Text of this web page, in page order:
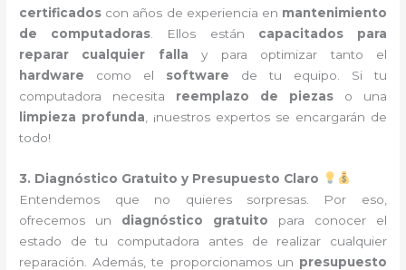
certificados con años de experiencia en mantenimiento
de computadoras . Ellos están capacitados para
reparar cualquier falla y para optimizar tanto el
hardware como el software de tu equipo. Si tu
computadora necesita reemplazo de piezaso una
limpieza profunda , ¡nuestros expertos se encargarán de
todo!
3. Diagnóstico Gratuito y Presupuesto Claro
Entendemos que no quieres sorpresas. Por eso,
ofrecemos un diagnóstico gratuito para conocer el
estado de tu computadora antes de realizar cualquier
reparación. Además, te proporcionamos un presupuesto